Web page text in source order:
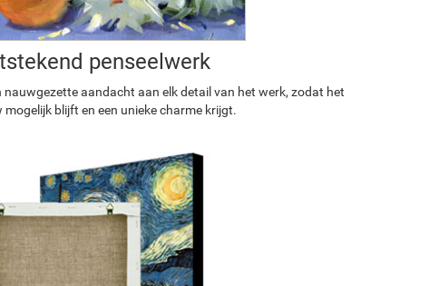
penseelwerk
aandacht aan elk detail van het werk, zodat het
mogelijk blijft en een unieke charme krijgt.